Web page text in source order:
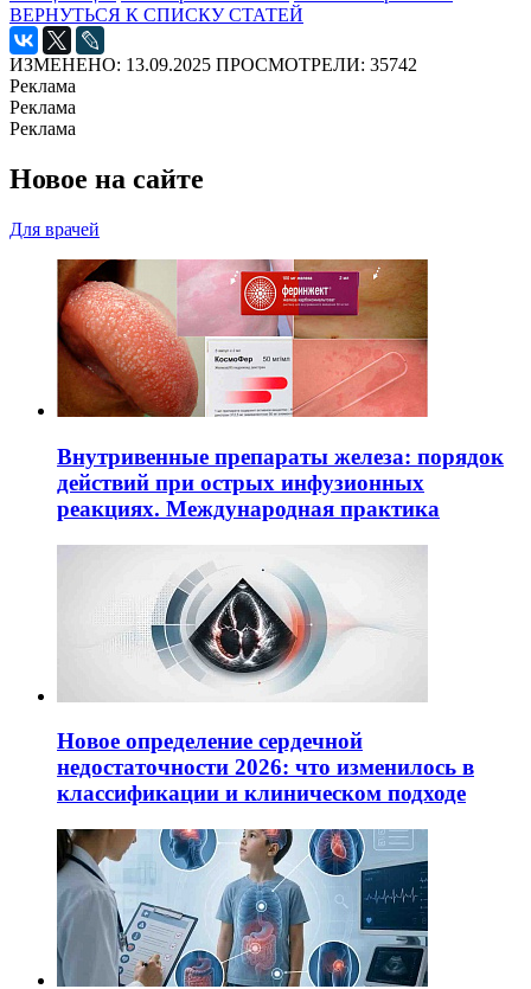
ВЕРНУТЬСЯ К СПИСКУ СТАТЕЙ
ИЗМЕНЕНО: 13.09.2025 ПРОСМОТРЕЛИ: 35742
Реклама
Реклама
Реклама
Новое на сайте
Для врачей
Внутривенные препараты железа: порядок
действий при острых инфузионных
реакциях. Международная практика
Новое определение сердечной
недостаточности 2026: что изменилось в
классификации и клиническом подходе